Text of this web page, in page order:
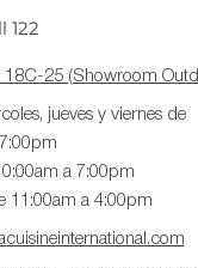
122
18C-25 (Showroom
jueves y viernes de
a 7:00pm
11:00am a 4:00pm